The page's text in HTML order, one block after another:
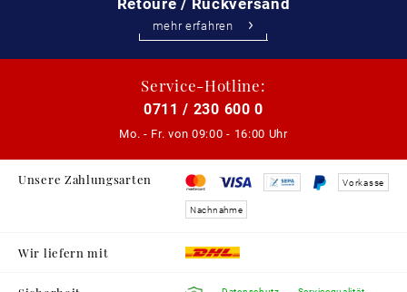
mehr erfahren
Service-Hotline:
0711 / 230 600 0
Mo. - Fr. von 09:00 - 16:00 Uhr
Unsere Zahlungsarten Vorkasse
Nachnahme
Wir liefern mit